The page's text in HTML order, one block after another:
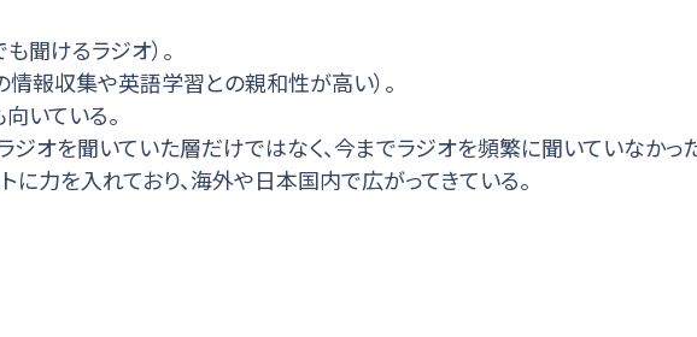
聞けるラジオ）。
情報収集や英語学習との親和性が高い）。
いている。
オを聞いていた層だけではなく、今までラジオを頻繁に聞いていなかっ
力を入れており、海外や日本国内で広がってきている。